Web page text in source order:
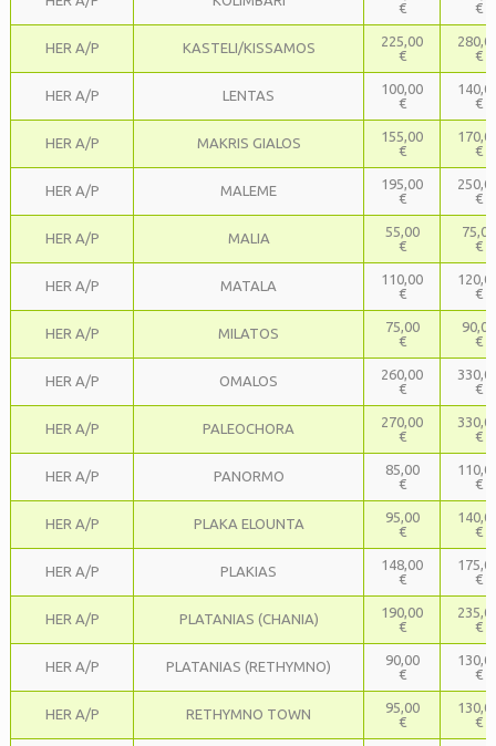
€
€
HER A/P KASTELI/KISSAMOS
225,00
€
€
HER A/P LENTAS
100,00
€
€
HER A/P MAKRIS GIALOS
155,00
€
€
HER A/P MALEME
195,00
€
€
HER A/P MALIA
55,00
€
75,00
€
HER A/P MATALA
110,00
€
€
HER A/P MILATOS
75,00
€
90,00
€
HER A/P OMALOS
260,00
€
€
HER A/P PALEOCHORA
270,00
€
€
HER A/P PANORMO
85,00
€
€
HER A/P PLAKA ELOUNTA
95,00
€
€
HER A/P PLAKIAS
148,00
€
€
HER A/P PLATANIAS (CHANIA)
190,00
€
€
HER A/P PLATANIAS (RETHYMNO)
90,00
€
€
HER A/P RETHYMNO TOWN
95,00
€
€